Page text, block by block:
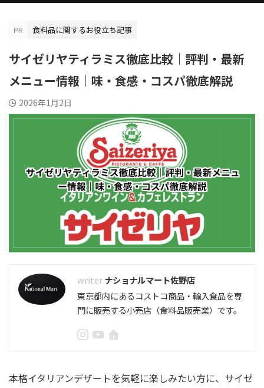
PR 食料品に関するお役立ち記事
サイゼリヤティラミス徹底比較｜評判・最新
メニュー情報｜味・食感・コスパ徹底解説
2026年1月2日
ナショナルマート佐野店
東京都内にあるコストコ商品・輸入食品を専
門に販売する小売店（食料品販売業）です。
本格イタリアンデザートを気軽に楽しみたい方に、サイゼ